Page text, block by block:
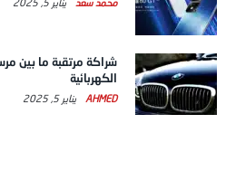
محمد سعد يناير 5, 2025
شراكة مرتقبة ما بين
الكهربائية
AHMED يناير 5, 2025